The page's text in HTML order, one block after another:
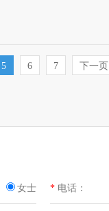
5 6 7 下一页
女士 * 电话：